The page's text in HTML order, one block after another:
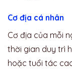
Cơ địa cá nhân
Cơ địa của mỗi
thời gian duy trì
hoặc tuổi tác